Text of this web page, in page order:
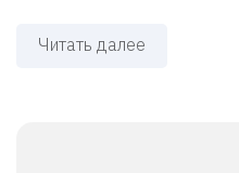
Читать далее